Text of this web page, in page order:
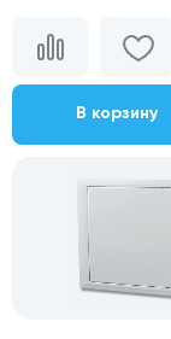
В корзину